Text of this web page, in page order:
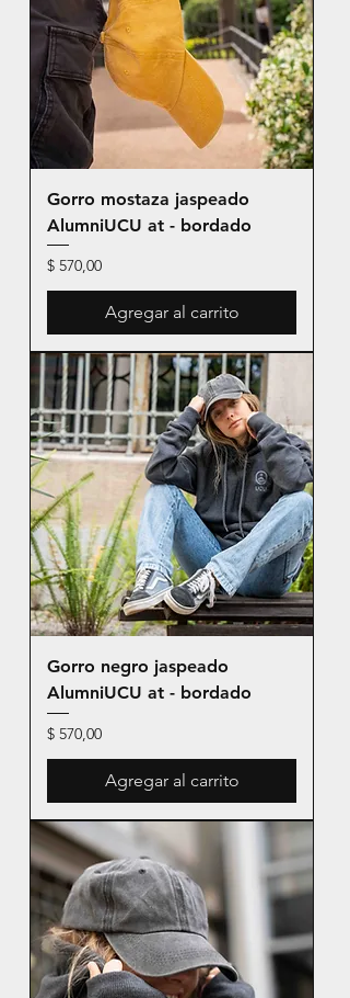
Gorro mostaza jaspeado
AlumniUCU at - bordado
Precio
$ 570,00
Agregar al carrito
Gorro negro jaspeado
AlumniUCU at - bordado
Precio
$ 570,00
Agregar al carrito